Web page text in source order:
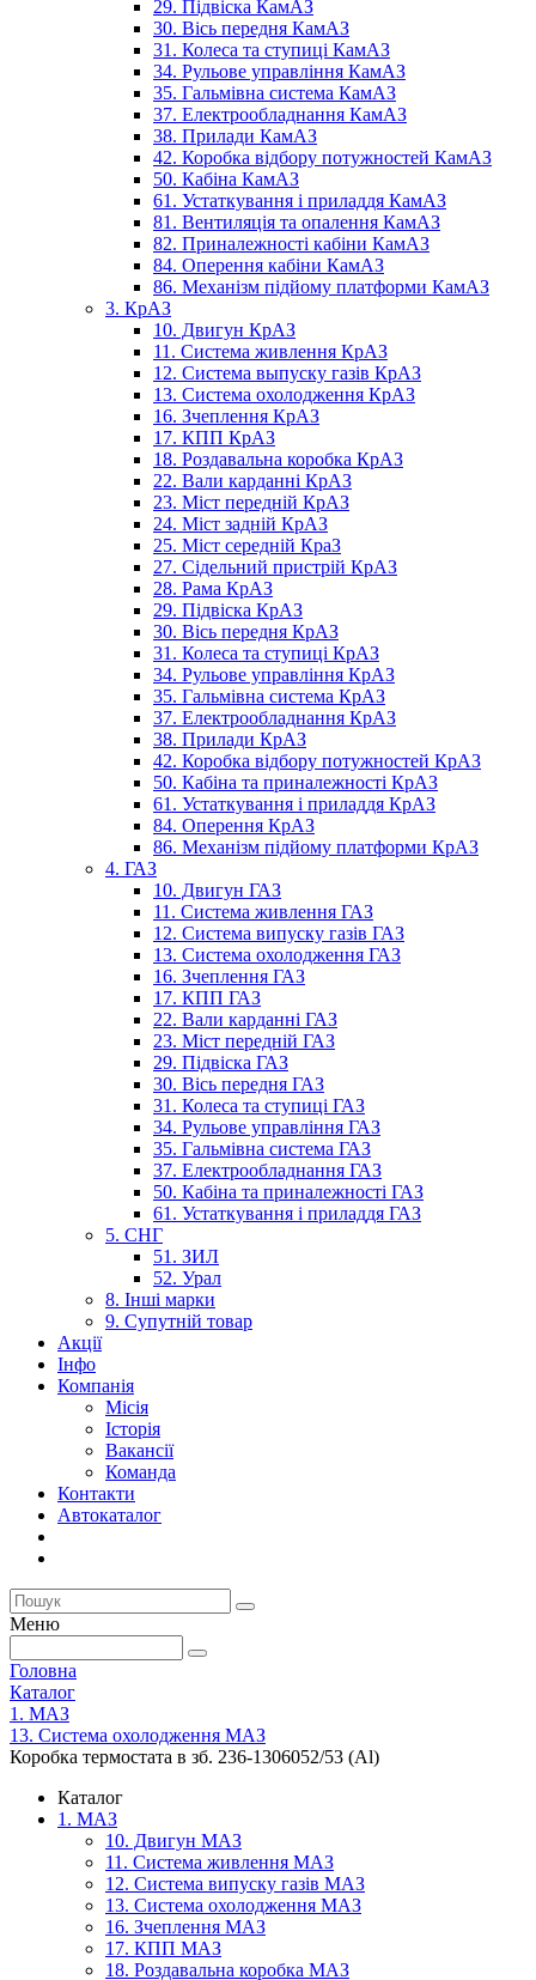
29. Підвіска КамАЗ
30. Вісь передня КамАЗ
31. Колеса та ступиці КамАЗ
34. Рульове управління КамАЗ
35. Гальмівна система КамАЗ
37. Електрообладнання КамАЗ
38. Прилади КамАЗ
42. Коробка відбору потужностей КамАЗ
50. Кабіна КамАЗ
61. Устаткування і приладдя КамАЗ
81. Вентиляція та опалення КамАЗ
82. Приналежності кабіни КамАЗ
84. Оперення кабіни КамАЗ
86. Механізм підйому платформи КамАЗ
3. КрАЗ
10. Двигун КрАЗ
11. Система живлення КрАЗ
12. Система выпуску газів КрАЗ
13. Система охолодження КрАЗ
16. Зчеплення КрАЗ
17. КПП КрАЗ
18. Роздавальна коробка КрАЗ
22. Вали карданні КрАЗ
23. Міст передній КрАЗ
24. Міст задній КрАЗ
25. Міст середній КраЗ
27. Сідельний пристрій КрАЗ
28. Рама КрАЗ
29. Підвіска КрАЗ
30. Вісь передня КрАЗ
31. Колеса та ступиці КрАЗ
34. Рульове управління КрАЗ
35. Гальмівна система КрАЗ
37. Електрообладнання КрАЗ
38. Прилади КрАЗ
42. Коробка відбору потужностей КрАЗ
50. Кабіна та приналежності КрАЗ
61. Устаткування і приладдя КрАЗ
84. Оперення КрАЗ
86. Механізм підйому платформи КрАЗ
4. ГАЗ
10. Двигун ГАЗ
11. Система живлення ГАЗ
12. Система випуску газів ГАЗ
13. Система охолодження ГАЗ
16. Зчеплення ГАЗ
17. КПП ГАЗ
22. Вали карданні ГАЗ
23. Міст передній ГАЗ
29. Підвіска ГАЗ
30. Вісь передня ГАЗ
31. Колеса та ступиці ГАЗ
34. Рульове управління ГАЗ
35. Гальмівна система ГАЗ
37. Електрообладнання ГАЗ
50. Кабіна та приналежності ГАЗ
61. Устаткування і приладдя ГАЗ
5. СНГ
51. ЗИЛ
52. Урал
8. Інші марки
9. Супутній товар
Акції
Інфо
Компанія
Місія
Історія
Вакансії
Команда
Контакти
Автокаталог
Меню
Головна
Каталог
1. МАЗ
13. Система охолодження МАЗ
Коробка термостата в зб. 236-1306052/53 (Al)
Каталог
1. МАЗ
10. Двигун МАЗ
11. Система живлення МАЗ
12. Система випуску газів МАЗ
13. Система охолодження МАЗ
16. Зчеплення МАЗ
17. КПП МАЗ
18. Роздавальна коробка МАЗ